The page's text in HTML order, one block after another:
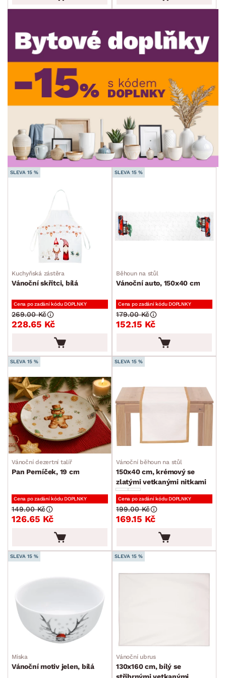
SLEVA 15 %
Kuchyňská zástěra
Vánoční skřítci, bílá
Cena po zadání kódu DOPLNKY
228.65 Kč
269.00 Kč
SLEVA 15 %
Běhoun na stůl
Vánoční auto, 150x40 cm
Cena po zadání kódu DOPLNKY
152.15 Kč
179.00 Kč
SLEVA 15 %
Vánoční dezertní talíř
Pan Perníček, 19 cm
Cena po zadání kódu DOPLNKY
126.65 Kč
149.00 Kč
SLEVA 15 %
Vánoční běhoun na stůl
150x40 cm, krémový se
zlatými vetkanými nitkami
Cena po zadání kódu DOPLNKY
169.15 Kč
199.00 Kč
SLEVA 15 %
Miska
Vánoční motiv jelen, bílá
SLEVA 15 %
Vánoční ubrus
130x160 cm, bílý se